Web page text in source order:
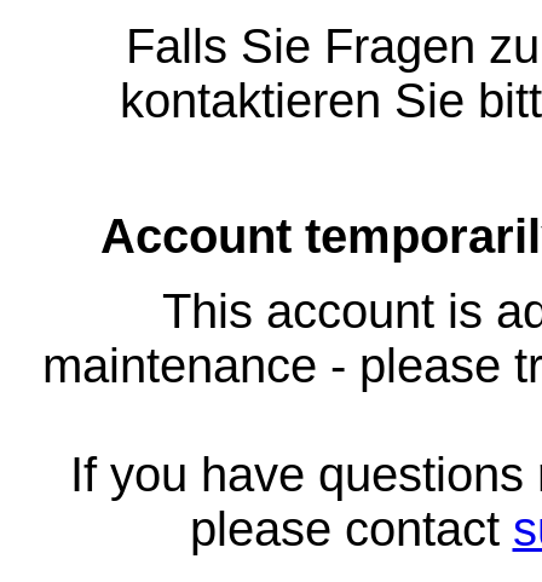
Falls Sie Fragen
kontaktieren Sie
Account
This account is
maintenance - please
If you have
please contact